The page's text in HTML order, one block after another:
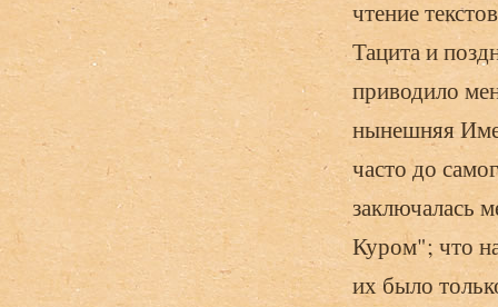
чтение
Тацита и
приводило
нынешняя
часто до
заключалась
Куром"; что
их было